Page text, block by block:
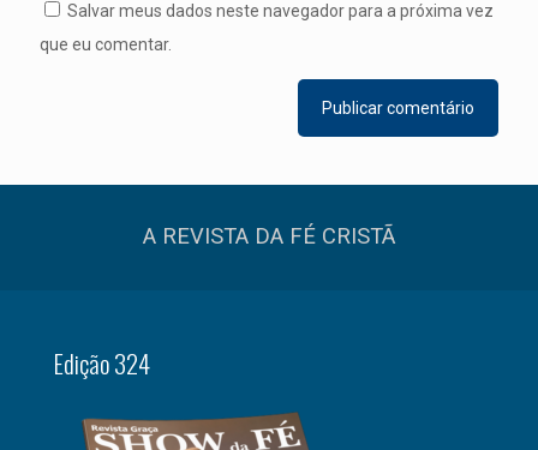
Salvar meus dados neste navegador para a próxima vez
que eu comentar.
A REVISTA DA FÉ CRISTÃ
Edição 324